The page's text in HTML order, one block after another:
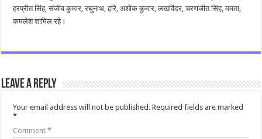
हरप्रीत सिंह, संजीव कुमार, रघुनाथ, हरि, अशोक कुमार, लखविंदर, चरणजीत सिंह, ममता,
कमलेश शामिल रहे।
Leave a Reply
Your email address will not be published. Required fields are marked
*
Comment*